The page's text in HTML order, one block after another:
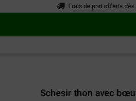
Frais de port offerts dès
Schesir thon avec